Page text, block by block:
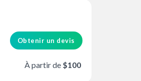
Obtenir un devis
À partir de $100